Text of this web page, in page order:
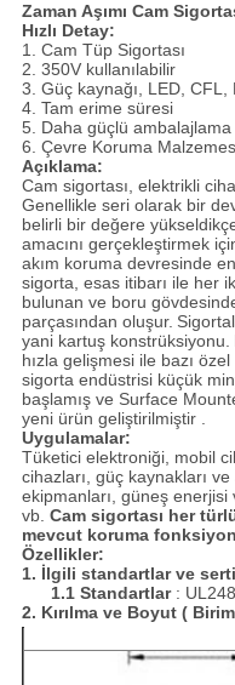
Zaman Aşımı Cam
Hızlı Detay:
1. Cam Tüp Sigortası
2. 350V kullanılabilir
3. Güç kaynağı, LED, CFL,
4. Tam erime süresi
5. Daha güçlü ambalajlama
6. Çevre Koruma
Açıklama:
Cam sigortası, elektrikli
Genellikle seri olarak bir
belirli bir değere
amacını gerçekleştirmek
akım koruma devresinde
sigorta, esas itibarı ile her
bulunan ve boru
parçasından oluşur.
yani kartuş konstrüksiyonu.
hızla gelişmesi ile bazı
sigorta endüstrisi küçük
başlamış ve Surface
yeni ürün geliştirilmiştir .
Uygulamalar:
Tüketici elektroniği, mobil
cihazları, güç kaynakları
ekipmanları, güneş
vb. Cam sigortası her
mevcut koruma
Özellikler:
1. İlgili standartlar ve
1.1 Standartlar:
2. Kırılma ve Boyut ( Birim